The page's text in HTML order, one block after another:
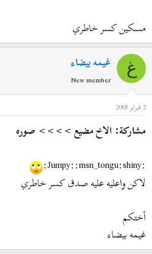
مسكين كسر خاطري
غ غيمه بيضاء
New member
2 فبراير 2005
مشاركة: الاخ مضيع >>>> صوره
:Jumpy::msn_tongu:shiny:
لاكن واعليه عليه صدق كسر خاطري
أختكم
غيمه بيضاء